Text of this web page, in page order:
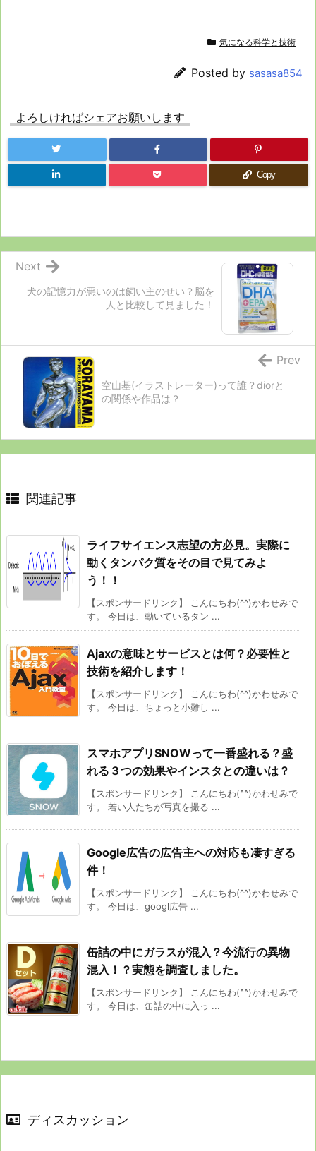
気になる科学と技術
Posted by sasasa854
よろしければシェアお願いします
Copy
犬の記憶力が悪いのは飼い主のせい？脳を
人と比較して見ました！
Next
空山基(イラストレーター)って誰？diorと
の関係や作品は？
Prev
関連記事
ライフサイエンス志望の方必見。実際に
動くタンパク質をその目で見てみよ
う！！
【スポンサードリンク】 こんにちわ(^^)かわせみで
す。 今日は、動いているタン ...
Ajaxの意味とサービスとは何？必要性と
技術を紹介します！
【スポンサードリンク】 こんにちわ(^^)かわせみで
す。 今日は、ちょっと小難し ...
スマホアプリSNOWって一番盛れる？盛
れる３つの効果やインスタとの違いは？
【スポンサードリンク】 こんにちわ(^^)かわせみで
す。 若い人たちが写真を撮る ...
Google広告の広告主への対応も凄すぎる
件！
【スポンサードリンク】 こんにちわ(^^)かわせみで
す。 今日は、googl広告 ...
缶詰の中にガラスが混入？今流行の異物
混入！？実態を調査しました。
【スポンサードリンク】 こんにちわ(^^)かわせみで
す。 今日は、缶詰の中に入っ ...
ディスカッション